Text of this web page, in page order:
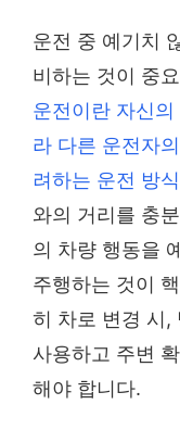
운전 중 예기치
비하는 것이 중
운전이란 자신의
라 다른 운전자
려하는 운전 방식
와의 거리를 충
의 차량 행동을
주행하는 것이
히 차로 변경 시,
사용하고 주변
해야 합니다.